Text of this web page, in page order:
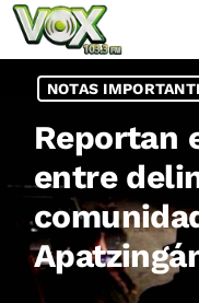
NOTAS
Reportan
entre